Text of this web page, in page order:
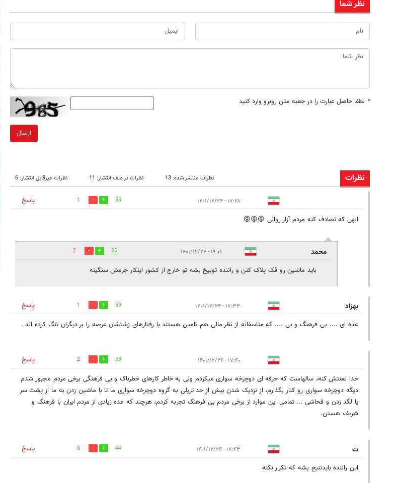
نظر شما
* لطفا حاصل عبارت را در جعبه متن روبرو وارد کنید
ارسال
نظرات نظرات منتشر شده: 13 نظرات در صف انتشار: 11 نظرات غیرقابل انتشار: 6
۱۷:۲۸ - ۱۴۰۱/۱۲/۲۴ 58
1
پاسخ
الهی که تصادف کنه مردم آزار روانی 😡😡😡
محمد ۱۹:۰۱ - ۱۴۰۱/۱۲/۲۴ 35
2
باید ماشین رو فک پلاک کنن و راننده توبیخ بشه تو خارج از کشور اینکار جرمش سنگینه
بهزاد ۱۷:۳۳ - ۱۴۰۱/۱۲/۲۴ 59
1
پاسخ
عده ای .... بی فرهنگ و بی .... که متاسفانه از نظر مالی هم تامین هستند با رفتارهای زشتشان عرصه را بر دیگران تنگ کرده اند .
۱۷:۴۰ - ۱۴۰۱/۱۲/۲۴ 53
2
پاسخ
خدا لعنتش کنه، سالهاست که حرفه ای دوچرخه سواری میکردم ولی به خاطر کارهای خطرناک و بی فرهنگی برخی مردم مجبور شدم
دیگه دوچرخه سواری رو کنار بگذارم، از نزدیک شدن بیش از حد تریلی به گروه دوچرخه سواری ما تا با ماشین زدن به ما از پشت سر
یا لگد زدن و فحاشی ... تمامی این موارد از برخی مردم بی فرهنگ تجربه کردم، هرچند که عده زیادی از مردم ایران با فرهنگ و
شریف هستن.
ت ۱۷:۴۳ - ۱۴۰۱/۱۲/۲۴ 44
0
پاسخ
این راننده بایدتنبح بشه که تکرار نکنه